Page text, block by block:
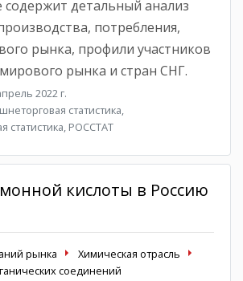
содержит детальный анализ
потребления,
рынка, профили участников
рынка и стран СНГ.
2022 г.
статистика,
статистика, РОССТАТ
кислоты в Россию
рынка
Химическая отрасль
соединений